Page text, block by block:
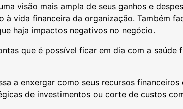
visão mais ampla de seus ganhos e
à vida financeira da organização. Também
haja impactos negativos no negócio.
que é possível ficar em dia com a saúde
a enxergar como seus recursos
de investimentos ou corte de custos